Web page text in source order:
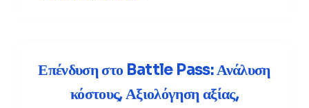
Επένδυση στο Battle Pass: Ανάλυση
κόστους, Αξιολόγηση αξίας,